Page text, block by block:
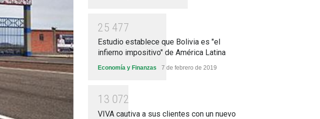
25 477
Estudio establece que Bolivia es "el
infierno impositivo" de América Latina
Economía y Finanzas 7 de febrero de 2019
1 3 072
VIVA cautiva a sus clientes con un nuevo